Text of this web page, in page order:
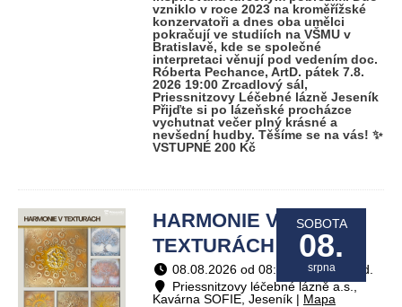
vzniklo v roce 2023 na kroměřížské
konzervatoři a dnes oba umělci
pokračují ve studiích na VŠMU v
Bratislavě, kde se společné
interpretaci věnují pod vedením doc.
Róberta Pechance, ArtD. pátek 7.8.
2026 19:00 Zrcadlový sál,
Priessnitzovy Léčebné lázně Jeseník
Přijďte si po lázeňské procházce
vychutnat večer plný krásné a
nevšední hudby. Těšíme se na vás! ✨
VSTUPNÉ 200 Kč
SOBOTA
08.
srpna
HARMONIE V
TEXTURÁCH / Výstavy
08.08.2026 od 08:00 do 19:00 hod.
Priessnitzovy léčebné lázně a.s.,
Kavárna SOFIE, Jeseník | Mapa